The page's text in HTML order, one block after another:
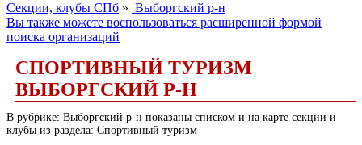
Секции, клубы СПб » Выборгский р-н
Вы также можете воспользоваться расширенной формой
поиска организаций
СПОРТИВНЫЙ ТУРИЗМ
ВЫБОРГСКИЙ Р-Н
В рубрике: Выборгский р-н показаны списком и на карте секции и
клубы из раздела: Спортивный туризм